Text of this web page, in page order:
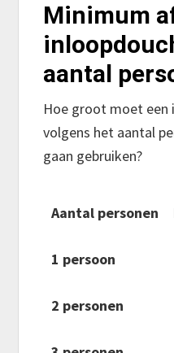
Minimum
aantal
Hoe groot moet een
volgens het aantal
gaan gebruiken?
Aantal personen
1 persoon
2 personen